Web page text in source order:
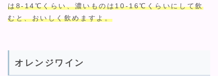
は8-14℃くらい、濃いものは10-16℃くらいにして飲
むと、おいしく飲めますよ。
オレンジワイン